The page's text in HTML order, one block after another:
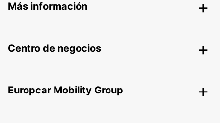
Más información
Centro de negocios
Europcar Mobility Group